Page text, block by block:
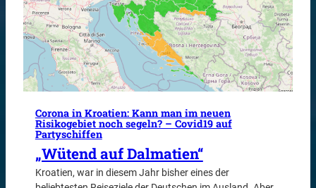
Corona in Kroatien: Kann man im neuen
Risikogebiet noch segeln? – Covid19 auf
Partyschiffen
„Wütend auf Dalmatien“
Kroatien, war in diesem Jahr bisher eines der